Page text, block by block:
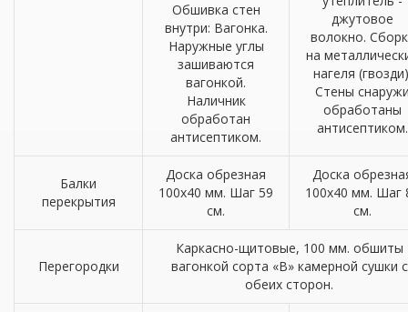
Обшивка стен
внутри: Вагонка.
Наружные углы
зашиваются
вагонкой.
Наличник
обработан
антисептиком.
джутовое
волокно.
на
нагеля
Стены
обработаны
антисептиком.
Балки
перекрытия
Доска обрезная
100х40 мм. Шаг 59
см.
Доска
100х40 мм. Шаг
см.
Перегородки
Каркасно-щитовые, 100 мм. обшиты
вагонкой сорта «В» камерной сушки с
обеих сторон.